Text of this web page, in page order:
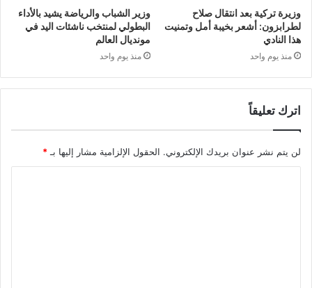
وزيرة تركية بعد انتقال صلاح
لطرابزون: أشعر بخيبة أمل وتمنيت
هذا النادي
منذ يوم واحد
وزير الشباب والرياضة يشيد بالأداء
البطولي لمنتخب ناشئات اليد في
مونديال العالم
منذ يوم واحد
اترك تعليقاً
لن يتم نشر عنوان بريدك الإلكتروني. الحقول الإلزامية مشار إليها بـ *